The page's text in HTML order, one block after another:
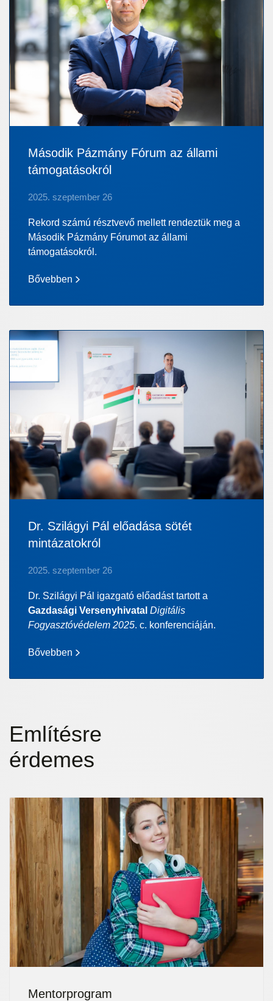
Második Pázmány Fórum az állami
támogatásokról
2025. szeptember 26
Rekord számú résztvevő mellett rendeztük meg a
Második Pázmány Fórumot az állami
támogatásokról.
Bővebben
Dr. Szilágyi Pál előadása sötét
mintázatokról
2025. szeptember 26
Dr. Szilágyi Pál igazgató előadást tartott a
Gazdasági Versenyhivatal Digitális
Fogyasztóvédelem 2025. c. konferenciáján.
Bővebben
Említésre
érdemes
Mentorprogram